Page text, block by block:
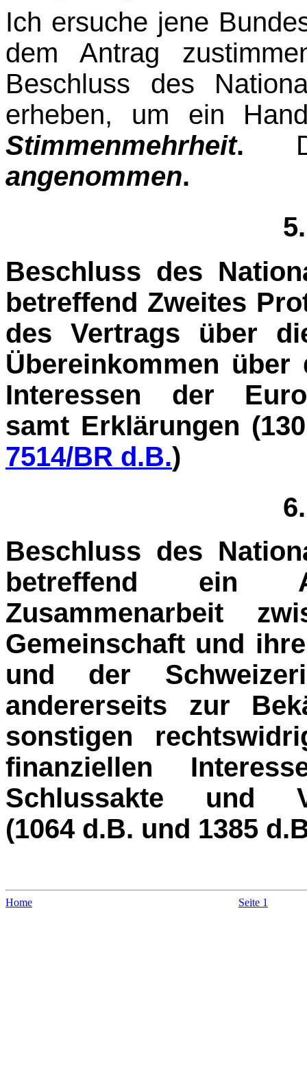
Ich ersuche jene
dem Antrag
Beschluss des
erheben, um ein
Stimmenmehrheit.
angenommen.
Beschluss des
betreffend Zweites
des Vertrags über
Übereinkom­men
Interessen der
samt Erklärungen
7514/BR d.B.)
Beschluss des
betreffend ein
Zusammenarbeit
Gemeinschaft und
und der
anderer­seits zur
sonstigen
finanziellen
Schlussakte und
(1064 d.B. und 1385
Home Seite 1